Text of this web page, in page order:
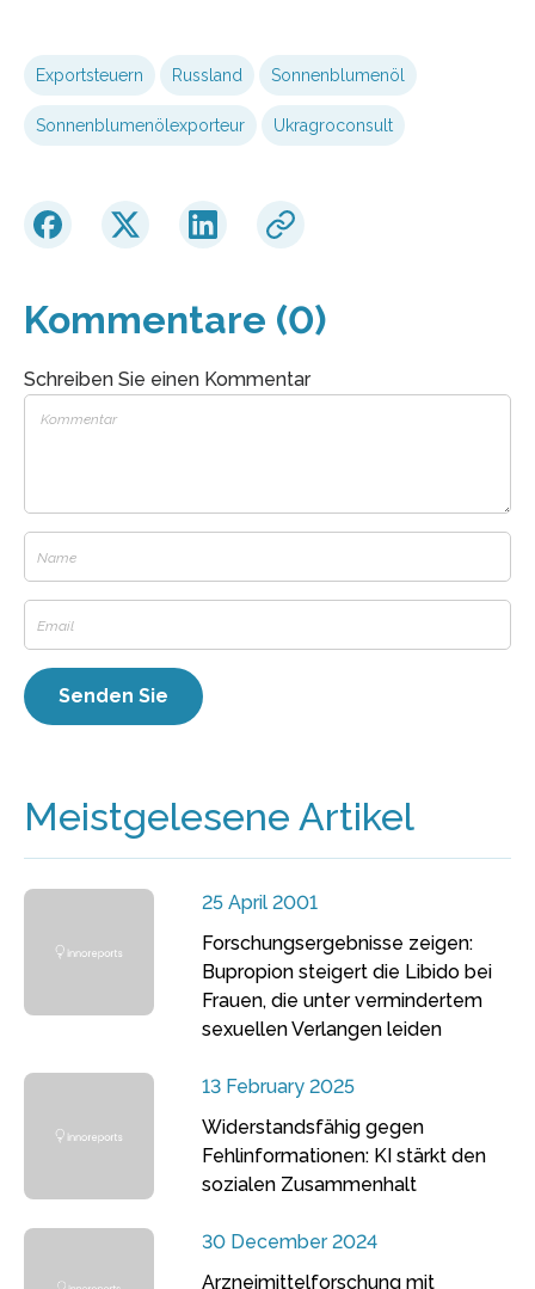
Exportsteuern Russland Sonnenblumenöl
Sonnenblumenölexporteur Ukragroconsult
Kommentare (0)
Schreiben Sie einen Kommentar
Meistgelesene Artikel
25 April 2001
Forschungsergebnisse zeigen:
Bupropion steigert die Libido bei
Frauen, die unter vermindertem
sexuellen Verlangen leiden
13 February 2025
Widerstandsfähig gegen
Fehlinformationen: KI stärkt den
sozialen Zusammenhalt
30 December 2024
Arzneimittelforschung mit